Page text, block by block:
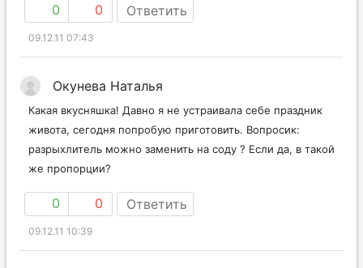
0 0 Ответить
09.12.11 07:43
Окунева Наталья
Какая вкусняшка! Давно я не устраивала себе праздник
живота, сегодня попробую приготовить. Вопросик:
разрыхлитель можно заменить на соду ? Если да, в такой
же пропорции?
0 0 Ответить
09.12.11 10:39